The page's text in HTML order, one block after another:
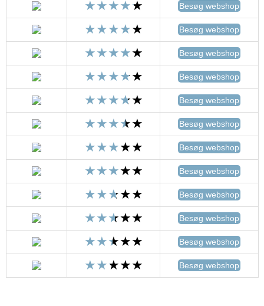
Besøg webshop
Besøg webshop
Besøg webshop
Besøg webshop
Besøg webshop
Besøg webshop
Besøg webshop
Besøg webshop
Besøg webshop
Besøg webshop
Besøg webshop
Besøg webshop